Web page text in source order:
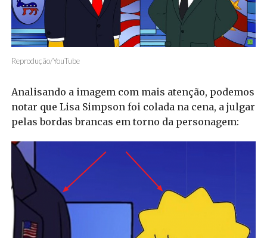
Reprodução/YouTube
Analisando a imagem com mais atenção, podemos
notar que Lisa Simpson foi colada na cena, a julgar
pelas bordas brancas em torno da personagem: